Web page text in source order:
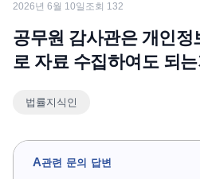
업무분야
전체
소식/자료
공지사항
뉴스레터/브로슈어
2026년 6월 10일 조회 132
공무원 감사관은 개인정
로 자료 수집하여도 되
법률지식인
A관련 문의 답변